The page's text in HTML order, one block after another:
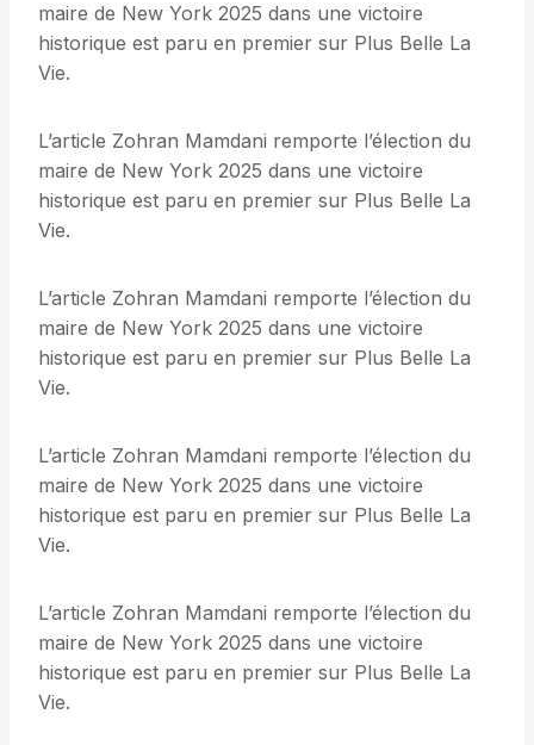
maire de New York 2025 dans une victoire
historique est paru en premier sur Plus Belle La
Vie.
L’article Zohran Mamdani remporte l’élection du
maire de New York 2025 dans une victoire
historique est paru en premier sur Plus Belle La
Vie.
L’article Zohran Mamdani remporte l’élection du
maire de New York 2025 dans une victoire
historique est paru en premier sur Plus Belle La
Vie.
L’article Zohran Mamdani remporte l’élection du
maire de New York 2025 dans une victoire
historique est paru en premier sur Plus Belle La
Vie.
L’article Zohran Mamdani remporte l’élection du
maire de New York 2025 dans une victoire
historique est paru en premier sur Plus Belle La
Vie.